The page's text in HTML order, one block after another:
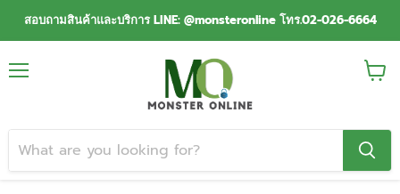
สอบถามสินค้าและบริการ LINE: @monsteronline โทร.02-026-6664
View